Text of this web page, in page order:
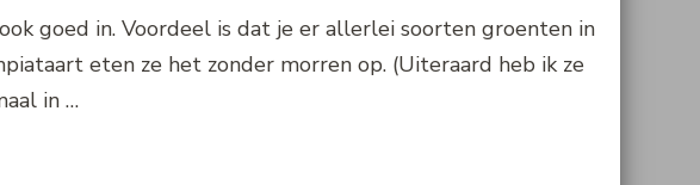
goed in. Voordeel is dat je er allerlei soorten groenten in
eten ze het zonder morren op. (Uiteraard heb ik ze
in …